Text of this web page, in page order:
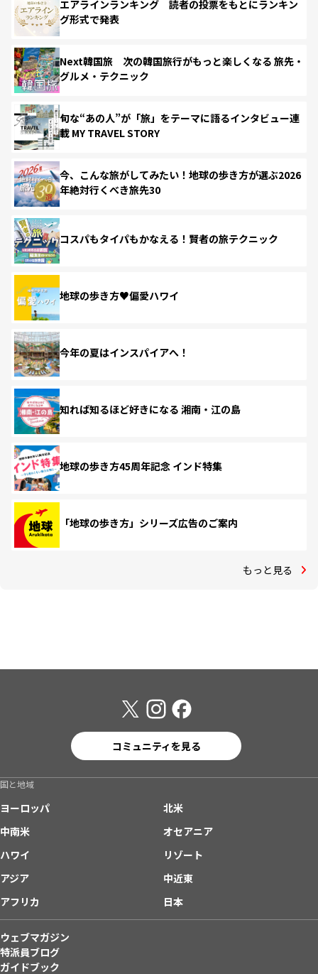
エアラインランキング 読者の投票をもとにランキン
グ形式で発表
Next韓国旅 次の韓国旅行がもっと楽しくなる 旅先・
グルメ・テクニック
旬な“あの人”が「旅」をテーマに語るインタビュー連
載 MY TRAVEL STORY
今、こんな旅がしてみたい！地球の歩き方が選ぶ2026
年絶対行くべき旅先30
コスパもタイパもかなえる！賢者の旅テクニック
地球の歩き方♥偏愛ハワイ
今年の夏はインスパイアへ！
知れば知るほど好きになる 湘南・江の島
地球の歩き方45周年記念 インド特集
「地球の歩き方」シリーズ広告のご案内
もっと見る
コミュニティを見る
国と地域
ヨーロッパ
北米
中南米
オセアニア
ハワイ
リゾート
アジア
中近東
アフリカ
日本
ウェブマガジン
特派員ブログ
ガイドブック